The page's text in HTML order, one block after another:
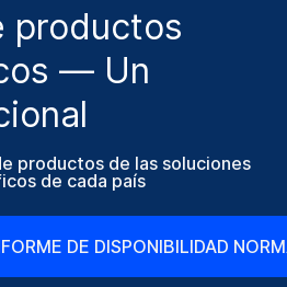
productos
— Un
productos de las soluciones
de cada país
DE DISPONIBILIDAD